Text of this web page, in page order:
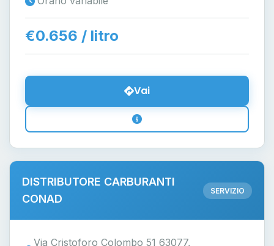
€0.656 / litro
Vai
DISTRIBUTORE CARBURANTI
CONAD
SERVIZIO
Via Cristoforo Colombo 51 63077,